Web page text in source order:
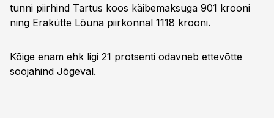
tunni piirhind Tartus koos käibemaksuga 901 krooni
ning Erakütte Lõuna piirkonnal 1118 krooni.
Kõige enam ehk ligi 21 protsenti odavneb ettevõtte
soojahind Jõgeval.